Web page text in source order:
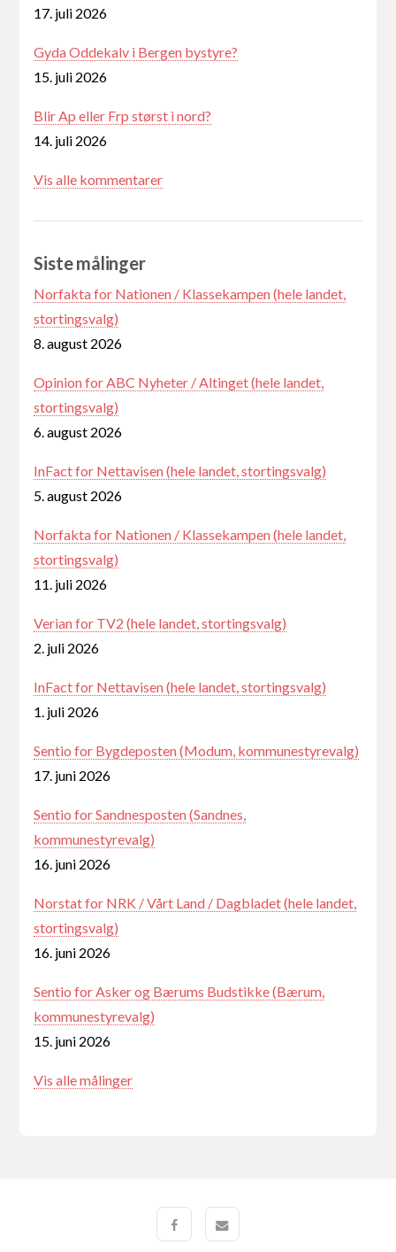
17. juli 2026
Gyda Oddekalv i Bergen bystyre?
15. juli 2026
Blir Ap eller Frp størst i nord?
14. juli 2026
Vis alle kommentarer
Siste målinger
Norfakta for Nationen / Klassekampen (hele landet,
stortingsvalg)
8. august 2026
Opinion for ABC Nyheter / Altinget (hele landet,
stortingsvalg)
6. august 2026
InFact for Nettavisen (hele landet, stortingsvalg)
5. august 2026
Norfakta for Nationen / Klassekampen (hele landet,
stortingsvalg)
11. juli 2026
Verian for TV2 (hele landet, stortingsvalg)
2. juli 2026
InFact for Nettavisen (hele landet, stortingsvalg)
1. juli 2026
Sentio for Bygdeposten (Modum, kommunestyrevalg)
17. juni 2026
Sentio for Sandnesposten (Sandnes,
kommunestyrevalg)
16. juni 2026
Norstat for NRK / Vårt Land / Dagbladet (hele landet,
stortingsvalg)
16. juni 2026
Sentio for Asker og Bærums Budstikke (Bærum,
kommunestyrevalg)
15. juni 2026
Vis alle målinger